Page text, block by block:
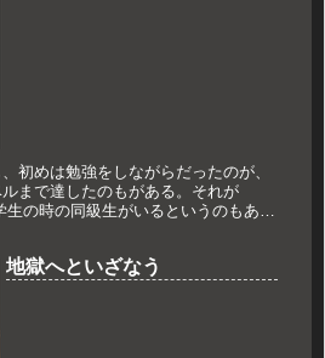
初めは勉強をしながらだったのが、
まで達したのもがある。それが
の時の同級生がいるというのもある
地獄へといざなう